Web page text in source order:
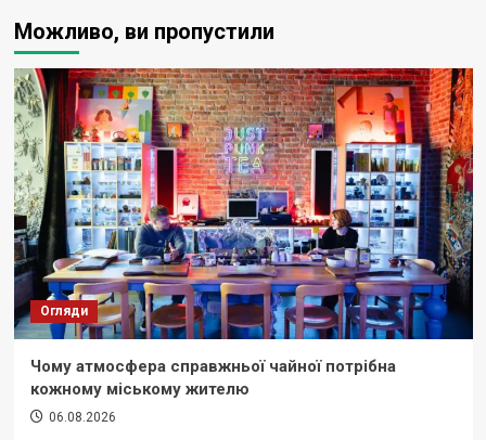
Можливо, ви пропустили
Огляди
Чому атмосфера справжньої чайної потрібна
кожному міському жителю
06.08.2026